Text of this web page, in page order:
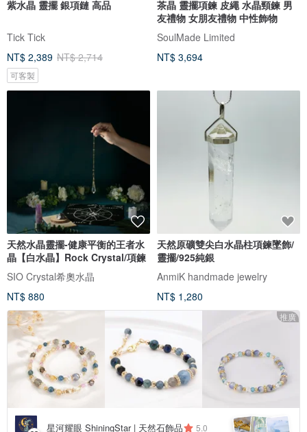
紫水晶 靈擺 銀項鏈 高品
Tick Tick
NT$ 2,389 NT$ 2,714
可客製
茶晶 靈擺項鍊 皮繩 水晶頸鍊 男
友禮物 女朋友禮物 中性飾物
SoulMade Limited
NT$ 3,694
天然水晶靈擺-健康平衡的王者水
晶【白水晶】Rock Crystal/項鍊
SIO Crystal希奧水晶
NT$ 880
天然原礦雙尖白水晶柱項鍊墜飾/
靈擺/925純銀
AnmiK handmade jewelry
NT$ 1,280
推廣
星河耀眼 ShiningStar | 天然石飾品 5.0